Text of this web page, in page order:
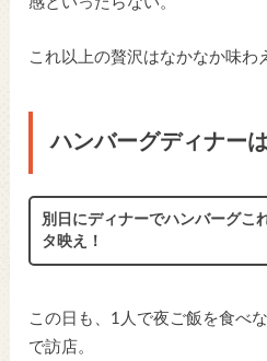
これ以上の贅沢はなかなか味わ
ハンバーグディナー
別日にディナーでハンバーグこ
タ映え！
この日も、1人で夜ご飯を食べ
で訪店。